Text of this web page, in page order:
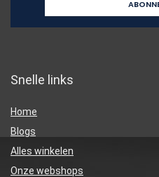
Snelle links
Home
Blogs
Alles winkelen
Onze webshops